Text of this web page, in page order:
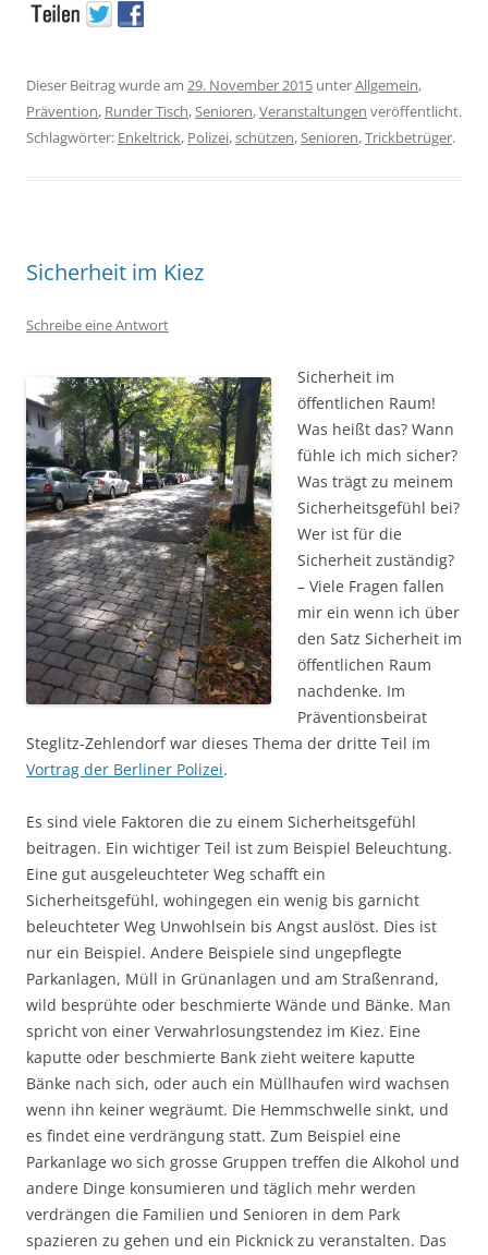
Dieser Beitrag wurde am 29. November 2015 unterAllgemein,
Prävention, Runder Tisch,Senioren,Veranstaltungen veröffentlicht.
Schlagwörter: Enkeltrick, Polizei,schützen,Senioren,Trickbetrüger.
Sicherheit im Kiez
Schreibe eine Antwort
Sicherheit im
öffentlichen Raum!
Was heißt das? Wann
fühle ich mich sicher?
Was trägt zu meinem
Sicherheitsgefühl bei?
Wer ist für die
Sicherheit zuständig?
– Viele Fragen fallen
mir ein wenn ich über
den Satz Sicherheit im
öffentlichen Raum
nachdenke. Im
Präventionsbeirat
Steglitz-Zehlendorf war dieses Thema der dritte Teil im
Vortrag der Berliner Polizei.
Es sind viele Faktoren die zu einem Sicherheitsgefühl
beitragen. Ein wichtiger Teil ist zum Beispiel Beleuchtung.
Eine gut ausgeleuchteter Weg schafft ein
Sicherheitsgefühl, wohingegen ein wenig bis garnicht
beleuchteter Weg Unwohlsein bis Angst auslöst. Dies ist
nur ein Beispiel. Andere Beispiele sind ungepflegte
Parkanlagen, Müll in Grünanlagen und am Straßenrand,
wild besprühte oder beschmierte Wände und Bänke. Man
spricht von einer Verwahrlosungstendez im Kiez. Eine
kaputte oder beschmierte Bank zieht weitere kaputte
Bänke nach sich, oder auch ein Müllhaufen wird wachsen
wenn ihn keiner wegräumt. Die Hemmschwelle sinkt, und
es findet eine verdrängung statt. Zum Beispiel eine
Parkanlage wo sich grosse Gruppen treffen die Alkohol und
andere Dinge konsumieren und täglich mehr werden
verdrängen die Familien und Senioren in dem Park
spazieren zu gehen und ein Picknick zu veranstalten. Das